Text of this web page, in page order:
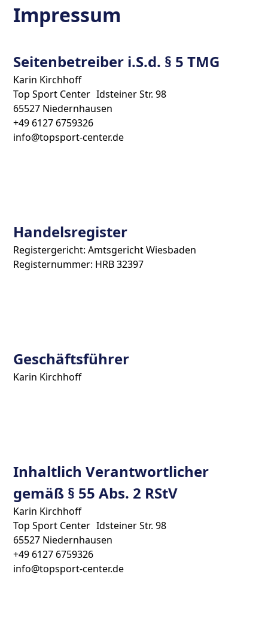
Impressum
Seitenbetreiber i.S.d. § 5 TMG
Karin Kirchhoff
Top Sport Center Idsteiner Str. 98
65527 Niedernhausen
+49 6127 6759326
info@topsport-center.de
Handelsregister
Registergericht: Amtsgericht Wiesbaden
Registernummer: HRB 32397
Geschäftsführer
Karin Kirchhoff
Inhaltlich Verantwortlicher
gemäß § 55 Abs. 2 RStV
Karin Kirchhoff
Top Sport Center Idsteiner Str. 98
65527 Niedernhausen
+49 6127 6759326
info@topsport-center.de